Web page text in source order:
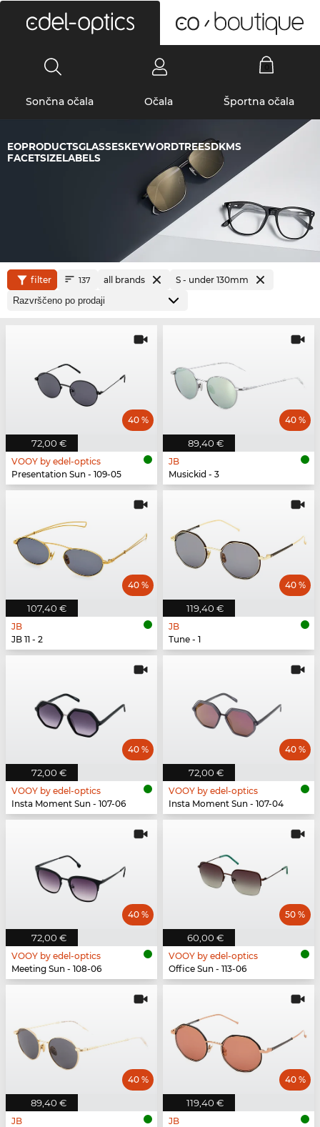
Sončna očala Očala Športna očala
EOPRODUCTSGLASSESKEYWORDTREESDKMS
FACETSIZELABELS
filter 137 all brands S - under 130mm
72,00 €
40 %
VOOY by edel-optics
Presentation Sun - 109-05
89,40 €
40 %
JB
Musickid - 3
107,40 €
40 %
JB
JB 11 - 2
119,40 €
40 %
JB
Tune - 1
72,00 €
40 %
VOOY by edel-optics
Insta Moment Sun - 107-06
72,00 €
40 %
VOOY by edel-optics
Insta Moment Sun - 107-04
72,00 €
40 %
VOOY by edel-optics
Meeting Sun - 108-06
60,00 €
50 %
VOOY by edel-optics
Office Sun - 113-06
89,40 €
40 %
JB
119,40 €
40 %
JB